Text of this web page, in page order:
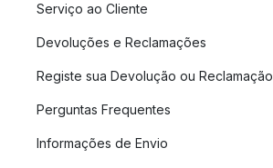
Serviço ao Cliente
Devoluções e Reclamações
Registe sua Devolução ou Reclamação
Perguntas Frequentes
Informações de Envio